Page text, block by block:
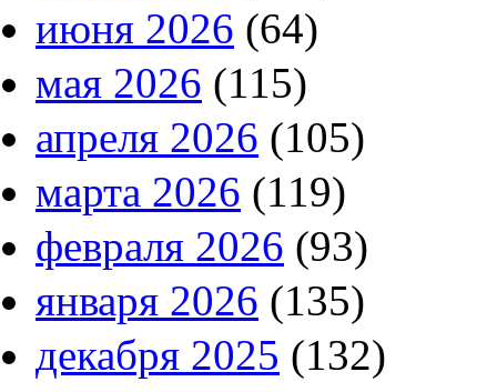
июня 2026 (64)
мая 2026 (115)
апреля 2026 (105)
марта 2026 (119)
февраля 2026 (93)
января 2026 (135)
декабря 2025 (132)